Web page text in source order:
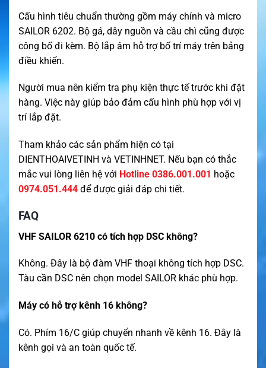
Cấu hình tiêu chuẩn thường gồm máy chính và micro
SAILOR 6202. Bộ gá, dây nguồn và cầu chì cũng được
công bố đi kèm. Bộ lắp âm hỗ trợ bố trí máy trên bảng
điều khiển.
Người mua nên kiểm tra phụ kiện thực tế trước khi đặt
hàng. Việc này giúp bảo đảm cấu hình phù hợp với vị
trí lắp đặt.
Tham khảo các sản phẩm hiện có tại
DIENTHOAIVETINH và VETINHNET. Nếu bạn có thắc
mắc vui lòng liên hệ với Hotline 0386.001.001 hoặc
0974.051.444 để được giải đáp chi tiết.
FAQ
VHF SAILOR 6210 có tích hợp DSC không?
Không. Đây là bộ đàm VHF thoại không tích hợp DSC.
Tàu cần DSC nên chọn model SAILOR khác phù hợp.
Máy có hỗ trợ kênh 16 không?
Có. Phím 16/C giúp chuyển nhanh về kênh 16. Đây là
kênh gọi và an toàn quốc tế.